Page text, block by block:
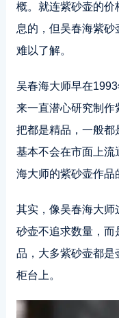
概。就连紫砂壶的价
息的，但吴春海紫
难以了解。
吴春海大师早在
来一直潜心研究制作
把都是精品，一般都
基本不会在市面上流
海大师的紫砂壶作品
其实，像吴春海大师
砂壶不追求数量，而
品，大多紫砂壶都是
柜台上。